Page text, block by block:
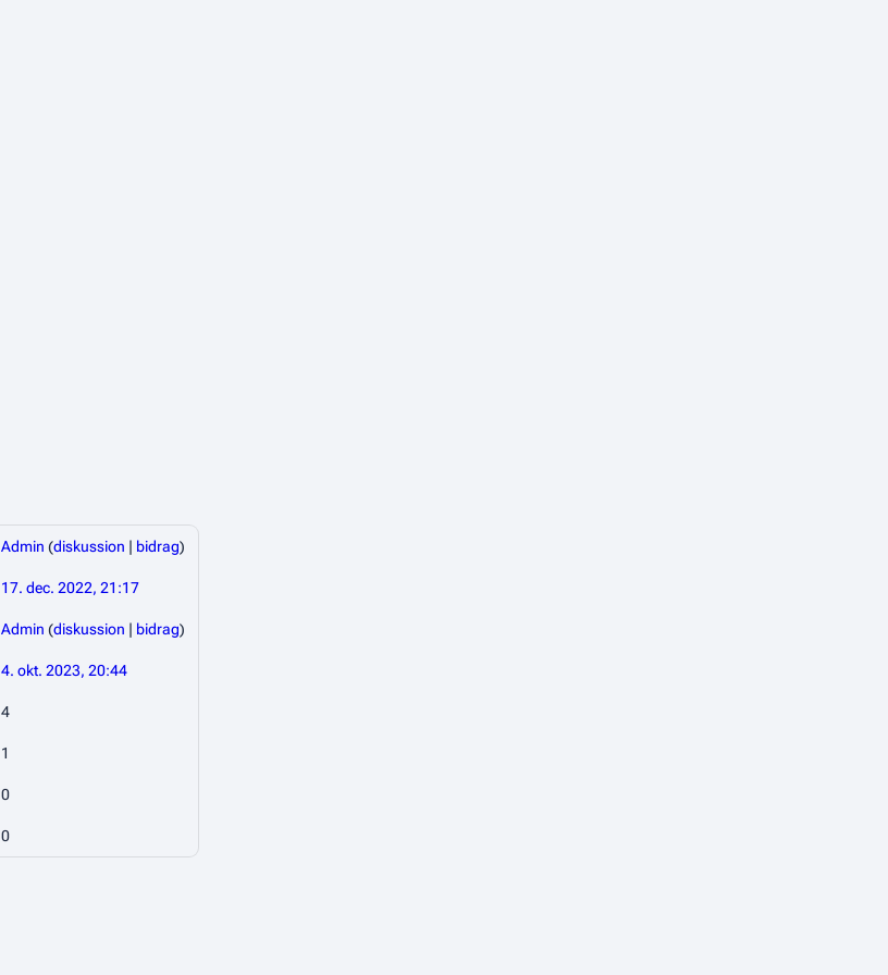
Admin (diskussion | bidrag)
17. dec. 2022, 21:17
Admin (diskussion | bidrag)
4. okt. 2023, 20:44
4
1
0
0